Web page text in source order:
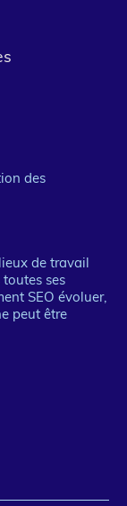
des
de travail
ses
SEO évoluer,
peut être